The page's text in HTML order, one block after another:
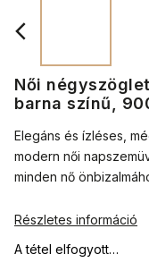
Női
barna színű,
A tétel elfogyott…
Elegáns és ízléses,
modern női
minden nő
Részletes információ